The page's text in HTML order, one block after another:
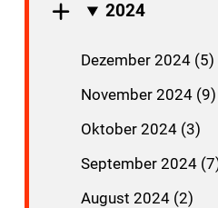
2024
Dezember 2024 (5)
November 2024 (9)
Oktober 2024 (3)
September 2024
August 2024 (2)